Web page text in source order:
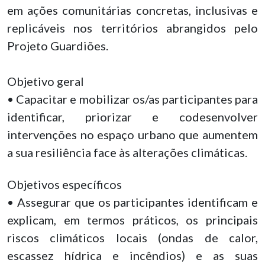
em ações comunitárias concretas, inclusivas e
replicáveis nos territórios abrangidos pelo
Projeto Guardiões.
Objetivo geral
• Capacitar e mobilizar os/as participantes para
identificar, priorizar e codesenvolver
intervenções no espaço urbano que aumentem
a sua resiliência face às alterações climáticas.
Objetivos específicos
• Assegurar que os participantes identificam e
explicam, em termos práticos, os principais
riscos climáticos locais (ondas de calor,
escassez hídrica e incêndios) e as suas